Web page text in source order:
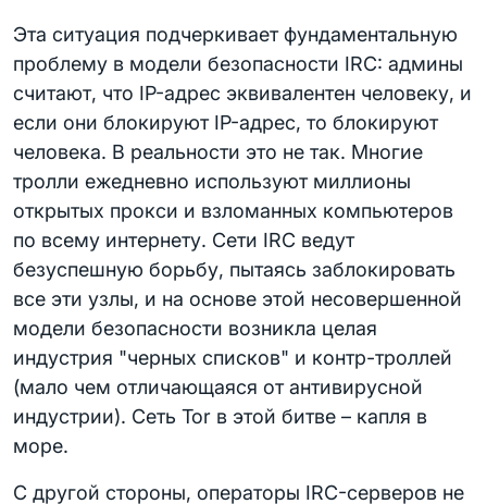
Эта ситуация подчеркивает фундаментальную
проблему в модели безопасности IRC: админы
считают, что IP-адрес эквивалентен человеку, и
если они блокируют IP-адрес, то блокируют
человека. В реальности это не так. Многие
тролли ежедневно используют миллионы
открытых прокси и взломанных компьютеров
по всему интернету. Сети IRC ведут
безуспешную борьбу, пытаясь заблокировать
все эти узлы, и на основе этой несовершенной
модели безопасности возникла целая
индустрия "черных списков" и контр-троллей
(мало чем отличающаяся от антивирусной
индустрии). Сеть Tor в этой битве – капля в
море.
С другой стороны, операторы IRC-серверов не